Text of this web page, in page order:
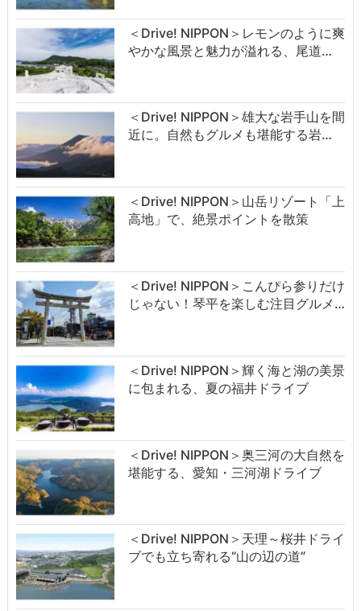
＜Drive! NIPPON＞レモンのように爽
やかな風景と魅力が溢れる、尾道…
＜Drive! NIPPON＞雄大な岩手山を間
近に。自然もグルメも堪能する岩…
＜Drive! NIPPON＞山岳リゾート「上
高地」で、絶景ポイントを散策
＜Drive! NIPPON＞こんぴら参りだけ
じゃない！琴平を楽しむ注目グルメ…
＜Drive! NIPPON＞輝く海と湖の美景
に包まれる、夏の福井ドライブ
＜Drive! NIPPON＞奥三河の大自然を
堪能する、愛知・三河湖ドライブ
＜Drive! NIPPON＞天理～桜井ドライ
ブでも立ち寄れる“山の辺の道”